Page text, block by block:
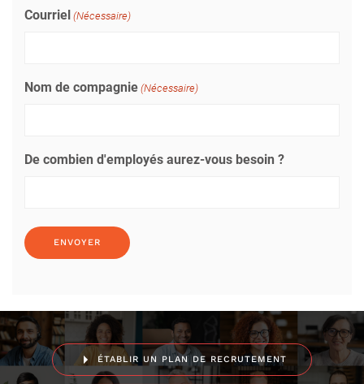
Courriel (Nécessaire)
Nom de compagnie (Nécessaire)
De combien d'employés aurez-vous besoin ?
ÉTABLIR UN PLAN DE RECRUTEMENT